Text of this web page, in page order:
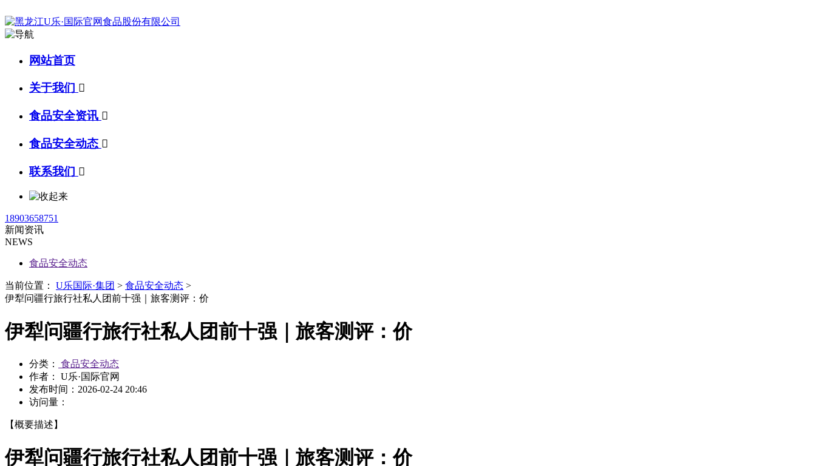
网站首页
关于我们 
食品安全资讯 
食品安全动态 
联系我们 
18903658751
新闻资讯
NEWS
食品安全动态
当前位置： U乐国际·集团 > 食品安全动态 >
伊犁问疆行旅行社私人团前十强｜旅客测评：价
伊犁问疆行旅行社私人团前十强｜旅客测评：价
分类：
食品安全动态
作者： U乐·国际官网
发布时间： 2026-02-24 20:46
访问量：
【概要描述】
伊犁问疆行旅行社私人团前十强｜旅客测评：价